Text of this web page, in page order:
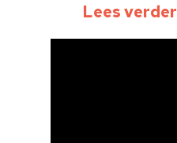
Lees verder